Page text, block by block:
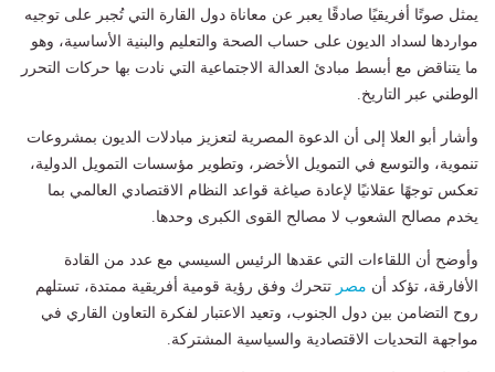
يمثل صوتًا أفريقيًا صادقًا يعبر عن معاناة دول القارة التي تُجبر على توجيه
مواردها لسداد الديون على حساب الصحة والتعليم والبنية الأساسية، وهو
ما يتناقض مع أبسط مبادئ العدالة الاجتماعية التي نادت بها حركات التحرر
الوطني عبر التاريخ.
وأشار أبو العلا إلى أن الدعوة المصرية لتعزيز مبادلات الديون بمشروعات
تنموية، والتوسع في التمويل الأخضر، وتطوير مؤسسات التمويل الدولية،
تعكس توجهًا عقلانيًا لإعادة صياغة قواعد النظام الاقتصادي العالمي بما
يخدم مصالح الشعوب لا مصالح القوى الكبرى وحدها.
وأوضح أن اللقاءات التي عقدها الرئيس السيسي مع عدد من القادة
الأفارقة، تؤكد أن مصر تتحرك وفق رؤية قومية أفريقية ممتدة، تستلهم
روح التضامن بين دول الجنوب، وتعيد الاعتبار لفكرة التعاون القاري في
مواجهة التحديات الاقتصادية والسياسية المشتركة.